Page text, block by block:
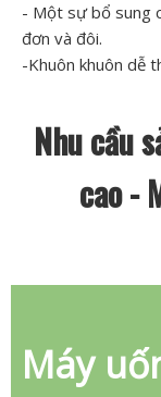
- Một sự bổ sung
đơn và đôi.
-Khuôn khuôn dễ
Nhu cầu
cao -
Máy